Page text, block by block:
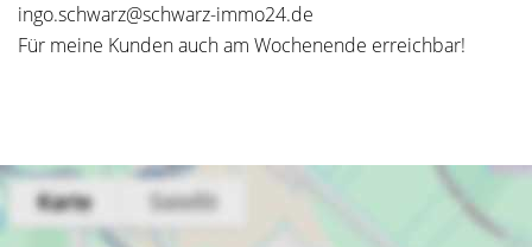
ingo.schwarz@schwarz-immo24.de
Für meine Kunden auch am Wochenende erreichbar!